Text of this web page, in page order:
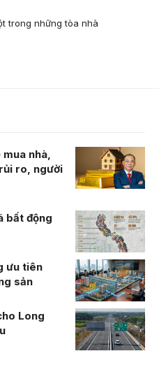
trong những tòa nhà
nhà,
ro, người
bất động
ưu tiên
sản
Long